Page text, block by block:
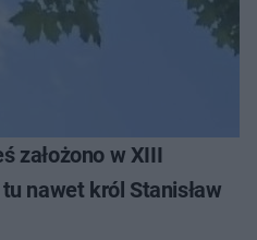
założono w XIII
nawet król Stanisław